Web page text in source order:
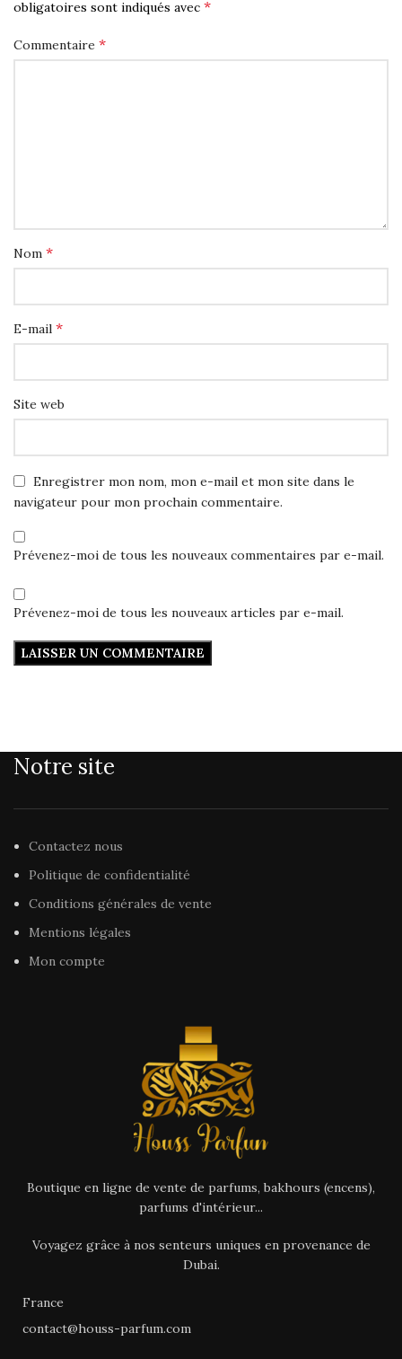
obligatoires sont indiqués avec *
Commentaire *
Nom *
E-mail *
Site web
Enregistrer mon nom, mon e-mail et mon site dans le
navigateur pour mon prochain commentaire.
Prévenez-moi de tous les nouveaux commentaires par e-mail.
Prévenez-moi de tous les nouveaux articles par e-mail.
Notre site
Contactez nous
Politique de confidentialité
Conditions générales de vente
Mentions légales
Mon compte
Boutique en ligne de vente de parfums, bakhours (encens),
parfums d'intérieur...
Voyagez grâce à nos senteurs uniques en provenance de
Dubai.
France
contact@houss-parfum.com